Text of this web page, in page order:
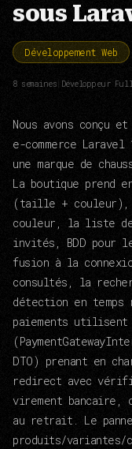
sous
Développement Web
8 semaines Développeur
Nous avons conçu
e-commerce
une marque de
La boutique prend
(taille +
couleur, la liste
invités, BDD pour
fusion à la
consultés, la
détection en
paiements utilisent
DTO) prenant en
redirect avec
virement bancaire,
au retrait. Le
produits/variantes/